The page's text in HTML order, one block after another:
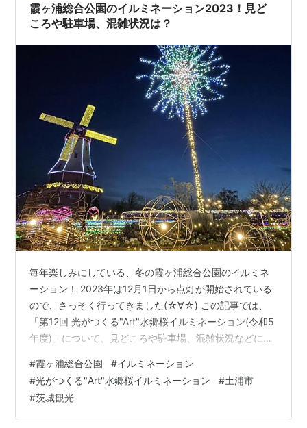
霞ヶ浦総合公園のイルミネーション2023！見ど
ころや駐車場、混雑状況は？
毎年楽しみにしている、冬の霞ヶ浦総合公園のイルミネ
ーション！ 2023年は12月1日から点灯が開始されている
ので、さっそく行ってきました(☆∀☆) この記事では、
「第12回 光がつくる"Art"水郷桜イルミネーション(令和5
年度)」について、見どころや駐車場、混雑状況などにつ
ーション2022の様子はこちらから♪/ www.one-
access.work
#霞ヶ浦総合公園 #イルミネーション
#光がつくる"Art"水郷桜イルミネーション #土浦市
#茨城観光